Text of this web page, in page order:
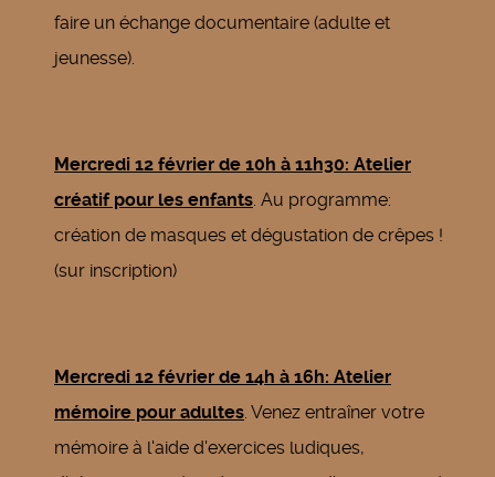
faire un échange documentaire (adulte et
jeunesse).
Mercredi 12 février de 10h à 11h30: Atelier
créatif pour les enfants. Au programme:
création de masques et dégustation de crêpes !
(sur inscription)
Mercredi 12 février de 14h à 16h: Atelier
mémoire pour adultes. Venez entraîner votre
mémoire à l'aide d'exercices ludiques,